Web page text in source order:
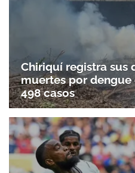
Chiriquí registra sus
muertes por
498 casos